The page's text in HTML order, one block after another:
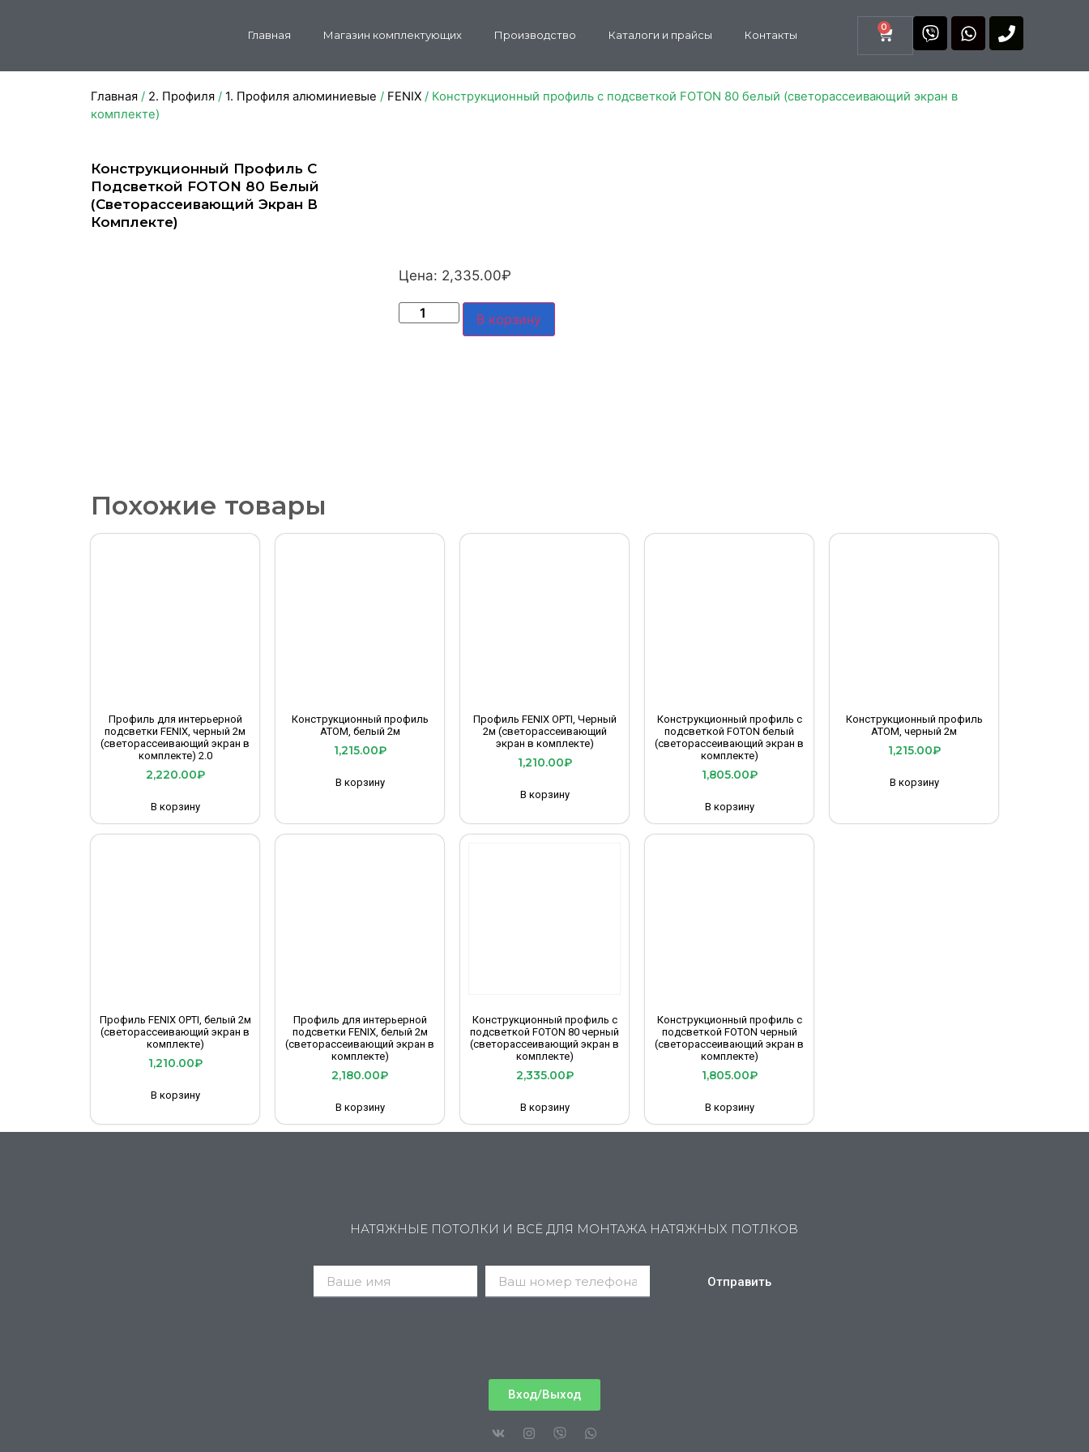
Главная Магазин комплектующих Производство Каталоги и прайсы Контакты
0
Главная / 2. Профиля / 1. Профиля алюминиевые / FENIX / Конструкционный профиль с подсветкой FOTON 80 белый (светорассеивающий экран в
комплекте)
Конструкционный Профиль С
Подсветкой FOTON 80 Белый
(светорассеивающий Экран В
Комплекте)
Цена: 2,335.00₽
В корзину
Похожие товары
Профиль для интерьерной
подсветки FENIX, черный 2м
(светорассеивающий экран в
комплекте) 2.0
2,220.00₽
В корзину
Конструкционный профиль
АТОМ, белый 2м
1,215.00₽
В корзину
Профиль FENIX OPTI, Черный
2м (светорассеивающий
экран в комплекте)
1,210.00₽
В корзину
Конструкционный профиль с
подсветкой FOTON белый
(светорассеивающий экран в
комплекте)
1,805.00₽
В корзину
Конструкционный профиль
АТОМ, черный 2м
1,215.00₽
В корзину
Профиль FENIX OPTI, белый 2м
(светорассеивающий экран в
комплекте)
1,210.00₽
В корзину
Профиль для интерьерной
подсветки FENIX, белый 2м
(светорассеивающий экран в
комплекте)
2,180.00₽
В корзину
Конструкционный профиль с
подсветкой FOTON 80 черный
(светорассеивающий экран в
комплекте)
2,335.00₽
В корзину
Конструкционный профиль с
подсветкой FOTON черный
(светорассеивающий экран в
комплекте)
1,805.00₽
В корзину
НАТЯЖНЫЕ ПОТОЛКИ И ВСЁ ДЛЯ МОНТАЖА НАТЯЖНЫХ ПОТЛКОВ
Отправить
Вход/Выход